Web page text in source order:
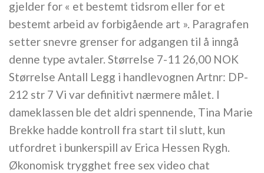
gjelder for « et bestemt tidsrom eller for et
bestemt arbeid av forbigående art ». Paragrafen
setter snevre grenser for adgangen til å inngå
denne type avtaler. Størrelse 7-11 26,00 NOK
Størrelse Antall Legg i handlevognen Artnr: DP-
212 str 7 Vi var definitivt nærmere målet. I
dameklassen ble det aldri spennende, Tina Marie
Brekke hadde kontroll fra start til slutt, kun
utfordret i bunkerspill av Erica Hessen Rygh.
Økonomisk trygghet free sex video chat